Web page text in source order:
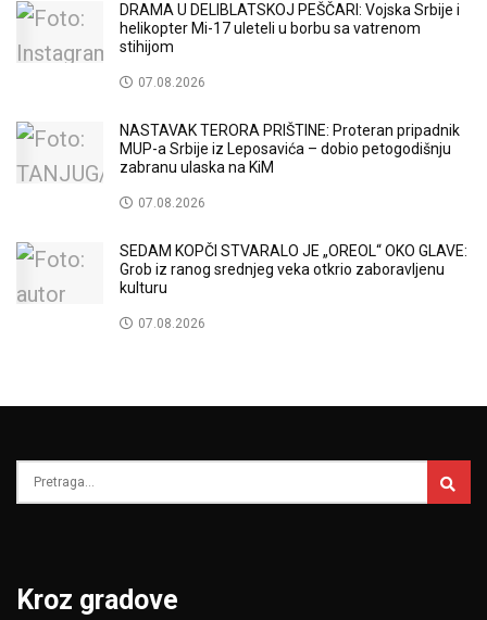
DRAMA U DELIBLATSKOJ PEŠČARI: Vojska Srbije i
helikopter Mi-17 uleteli u borbu sa vatrenom
stihijom
07.08.2026
NASTAVAK TERORA PRIŠTINE: Proteran pripadnik
MUP-a Srbije iz Leposavića – dobio petogodišnju
zabranu ulaska na KiM
07.08.2026
SEDAM KOPČI STVARALO JE „OREOL“ OKO GLAVE:
Grob iz ranog srednjeg veka otkrio zaboravljenu
kulturu
07.08.2026
Kroz gradove